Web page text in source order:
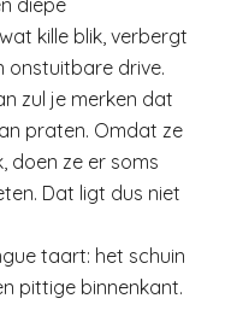
diepe
kille blik, verbergt
onstuitbare drive.
zul je merken dat
praten. Omdat ze
doen ze er soms
Dat ligt dus niet
taart: het schuin
pittige binnenkant.